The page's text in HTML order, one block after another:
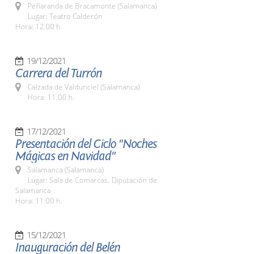
Peñaranda de Bracamonte (Salamanca)
Lugar: Teatro Calderón
Hora: 12.00 h.
19/12/2021
Carrera del Turrón
Calzada de Valdunciel (Salamanca)
Hora: 11.00 h.
17/12/2021
Presentación del Ciclo "Noches
Mágicas en Navidad"
Salamanca (Salamanca)
Lugar: Sala de Comarcas. Diputación de
Salamanca
Hora: 11:00 h.
15/12/2021
Inauguración del Belén